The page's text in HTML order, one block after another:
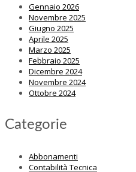
Gennaio 2026
Novembre 2025
Giugno 2025
Aprile 2025
Marzo 2025
Febbraio 2025
Dicembre 2024
Novembre 2024
Ottobre 2024
Categorie
Abbonamenti
Contabilità Tecnica